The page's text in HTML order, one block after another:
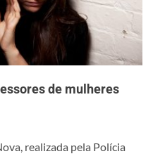
de mulheres
realizada pela Polícia